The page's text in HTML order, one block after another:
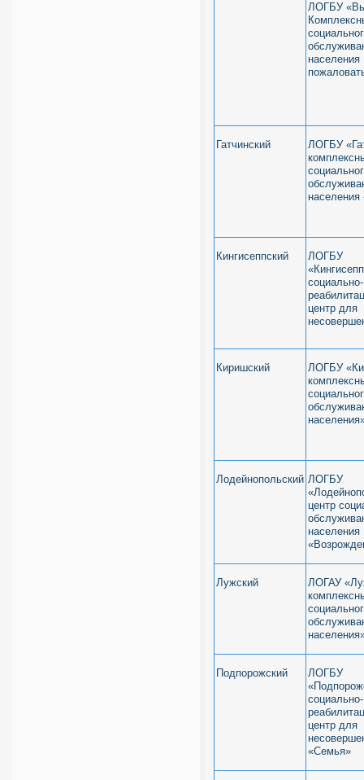
ЛОГБУ
Гатчинский
ЛОГБУ
населения
Кингисеппский
ЛОГБУ
социально-
центр для
Киришский
ЛОГБУ
Лодейнопольский ЛОГБУ
центр
Лужский
ЛОГАУ
Подпорожский
ЛОГБУ
социально-
центр для
«Семья»